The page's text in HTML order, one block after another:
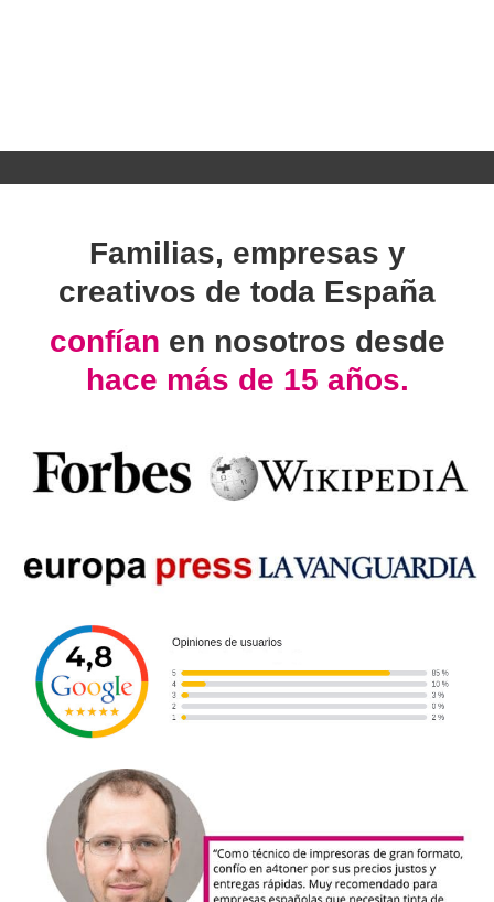
Familias, empresas y
creativos de toda España
confían en nosotros desde
hace más de 15 años.